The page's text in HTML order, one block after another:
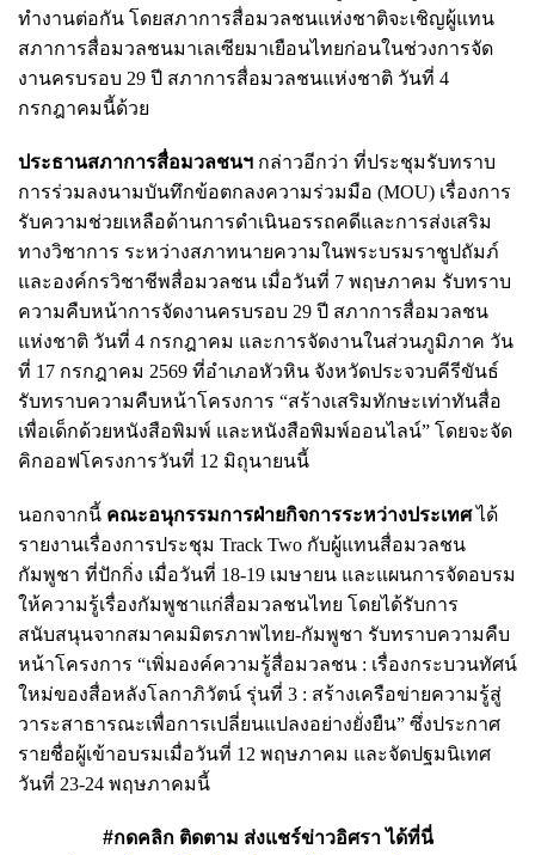
ทำงานต่อกัน โดยสภาการสื่อมวลชนแห่งชาติจะเชิญผู้แทน
สภาการสื่อมวลชนมาเลเซียมาเยือนไทยก่อนในช่วงการจัด
งานครบรอบ 29 ปี สภาการสื่อมวลชนแห่งชาติ วันที่ 4
กรกฎาคมนี้ด้วย
ประธานสภาการสื่อมวลชนฯ กล่าวอีกว่า ที่ประชุมรับทราบ
การร่วมลงนามบันทึกข้อตกลงความร่วมมือ (MOU) เรื่องการ
รับความช่วยเหลือด้านการดำเนินอรรถคดีและการส่งเสริม
ทางวิชาการ ระหว่างสภาทนายความในพระบรมราชูปถัมภ์
และองค์กรวิชาชีพสื่อมวลชน เมื่อวันที่ 7 พฤษภาคม รับทราบ
ความคืบหน้าการจัดงานครบรอบ 29 ปี สภาการสื่อมวลชน
แห่งชาติ วันที่ 4 กรกฎาคม และการจัดงานในส่วนภูมิภาค วัน
ที่ 17 กรกฎาคม 2569 ที่อำเภอหัวหิน จังหวัดประจวบคีรีขันธ์
รับทราบความคืบหน้าโครงการ “สร้างเสริมทักษะเท่าทันสื่อ
เพื่อเด็กด้วยหนังสือพิมพ์ และหนังสือพิมพ์ออนไลน์” โดยจะจัด
คิกออฟโครงการวันที่ 12 มิถุนายนนี้
นอกจากนี้ คณะอนุกรรมการฝ่ายกิจการระหว่างประเทศได้
รายงานเรื่องการประชุม Track Two กับผู้แทนสื่อมวลชน
กัมพูชา ที่ปักกิ่ง เมื่อวันที่ 18-19 เมษายน และแผนการจัดอบรม
ให้ความรู้เรื่องกัมพูชาแก่สื่อมวลชนไทย โดยได้รับการ
สนับสนุนจากสมาคมมิตรภาพไทย-กัมพูชา รับทราบความคืบ
หน้าโครงการ “เพิ่มองค์ความรู้สื่อมวลชน : เรื่องกระบวนทัศน์
ใหม่ของสื่อหลังโลกาภิวัตน์ รุ่นที่ 3 : สร้างเครือข่ายความรู้สู่
วาระสาธารณะเพื่อการเปลี่ยนแปลงอย่างยั่งยืน” ซึ่งประกาศ
รายชื่อผู้เข้าอบรมเมื่อวันที่ 12 พฤษภาคม และจัดปฐมนิเทศ
วันที่ 23-24 พฤษภาคมนี้
#กดคลิก ติดตาม ส่งแชร์ข่าวอิศรา ได้ที่นี่